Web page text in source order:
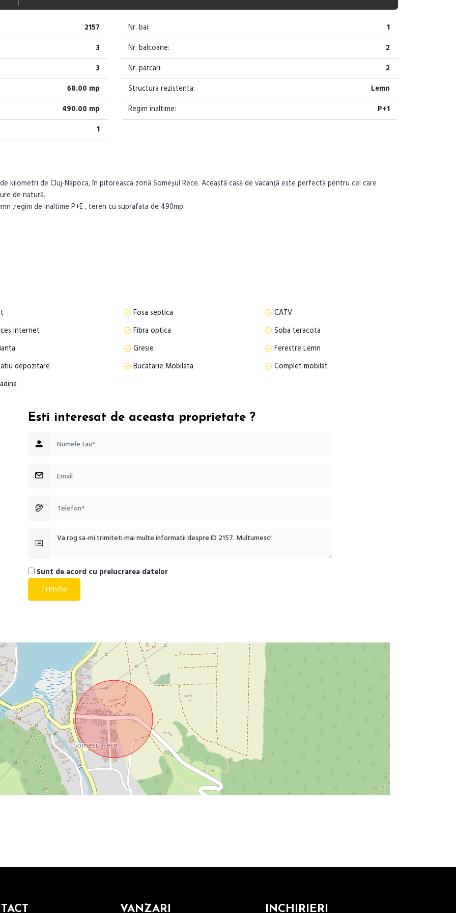
2157
3
3
68.00 mp
490.00 mp
1
Nr. bai:
1
Nr. balcoane:
2
Nr. parcari:
2
Structura rezistenta:
Lemn
Regim inaltime:
P+1
kilometri de Cluj-Napoca, în pitoreasca zonă Someșul Rece. Această casă de vacanță este perfectă pentru cei care
de natură.
,regim de inaltime P+E , teren cu suprafata de 490mp.
afla in apropierea unei păduri de vis.
în fotografii, cu toate actele în regulă, ceea ce oferă posibilitatea achiziției atât din surse proprii cât și cu credit.
Fosa septica
CATV
internet Fibra optica
Soba teracota
Gresie
Ferestre Lemn
depozitare Bucatarie Mobilata
Complet mobilat
Esti interesat de aceasta proprietate ?
Sunt de acord cu prelucrarea datelor
VANZARI INCHIRIERI